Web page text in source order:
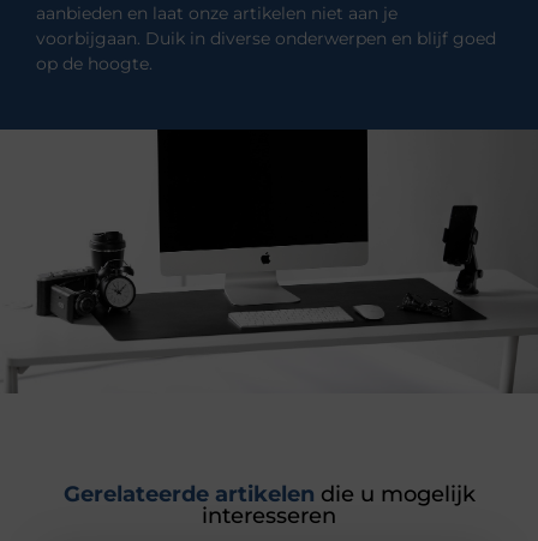
aanbieden en laat onze artikelen niet aan je
voorbijgaan. Duik in diverse onderwerpen en blijf goed
op de hoogte.
Gerelateerde artikelen die u mogelijk
interesseren